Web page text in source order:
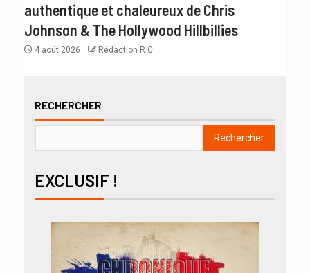
authentique et chaleureux de Chris
Johnson & The Hollywood Hillbillies
4 août 2026 Rédaction R C
RECHERCHER
Rechercher
EXCLUSIF !